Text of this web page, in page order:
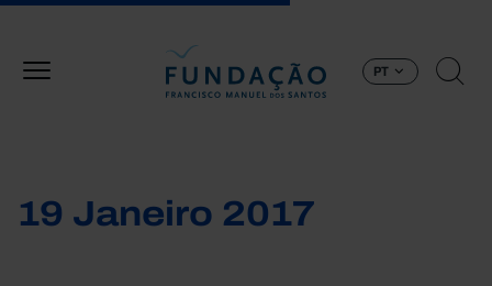
PT
19 Janeiro 2017